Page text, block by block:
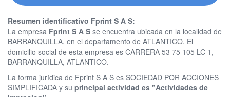
Resumen identificativo Fprint S A S:
La empresa Fprint S A S se encuentra ubicada en la localidad de
BARRANQUILLA, en el departamento de ATLANTICO. El
domicilio social de esta empresa es CARRERA 53 75 105 LC 1,
BARRANQUILLA, ATLANTICO.
La forma jurídica de Fprint S A S es SOCIEDAD POR ACCIONES
SIMPLIFICADA y su principal actividad es "Actividades de